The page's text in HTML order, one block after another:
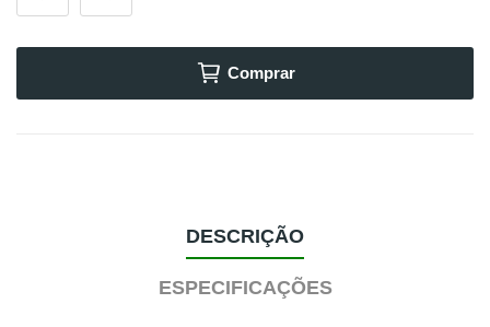
Comprar
DESCRIÇÃO
ESPECIFICAÇÕES